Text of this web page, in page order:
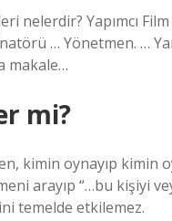
nelerdir? Yapımcı
… Yönetmen. …
makale…
mi?
kimin oynayıp kimin
arayıp “…bu kişiyi
temelde etkilemez.